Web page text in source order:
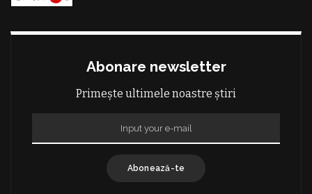
Abonare newsletter
Primește ultimele noastre știri
Abonează-te